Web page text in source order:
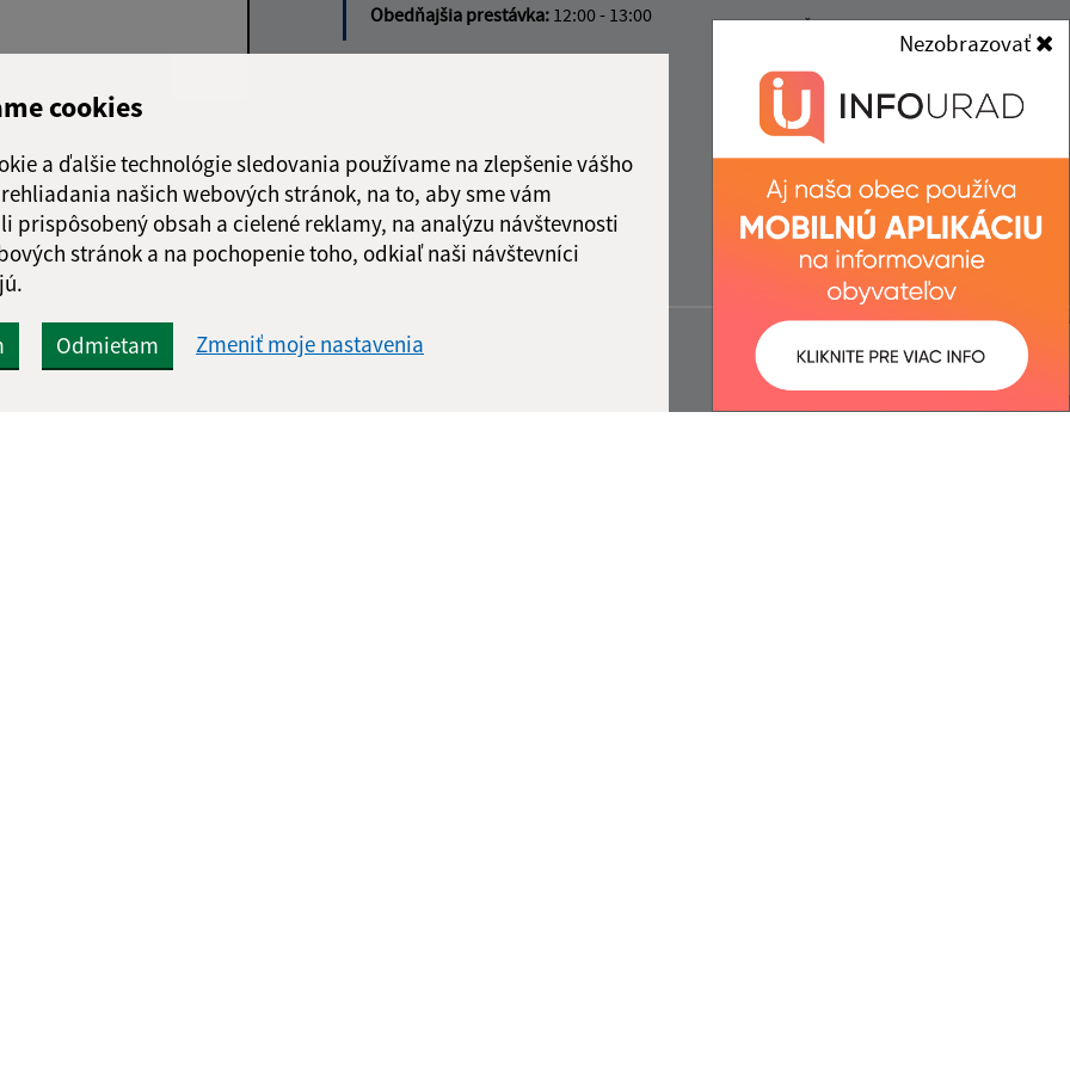
cookies
a ďalšie technológie sledovania používame na zlepšenie vášho
našich webových stránok, na to, aby sme vám
prispôsobený obsah a cielené reklamy, na analýzu návštevnosti
stránok a na pochopenie toho, odkiaľ naši návštevníci
Odmietam Zmeniť moje nastavenia
Nezobrazovať
Google reCaptcha Response
Odoslať
správu
Obedňajšia prestávka: 12:00 - 13:00
IČO: 00322814